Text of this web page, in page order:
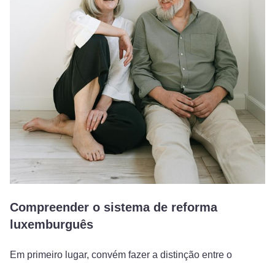
Compreender o sistema de reforma
luxemburguês
Em primeiro lugar, convém fazer a distinção entre o